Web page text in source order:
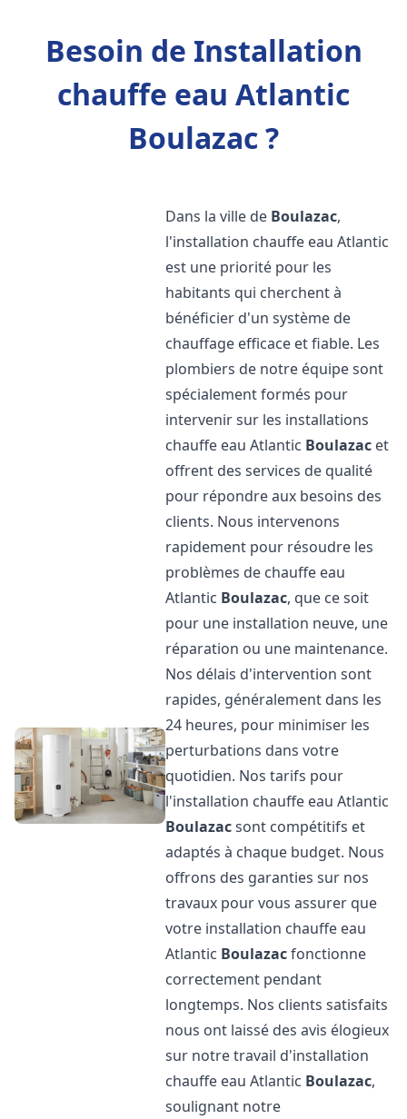
Besoin de Installation
chauffe eau Atlantic
Boulazac ?
Dans la ville de Boulazac,
l'installation chauffe eau Atlantic
est une priorité pour les
habitants qui cherchent à
bénéficier d'un système de
chauffage efficace et fiable. Les
plombiers de notre équipe sont
spécialement formés pour
intervenir sur les installations
chauffe eau Atlantic Boulazac et
offrent des services de qualité
pour répondre aux besoins des
clients. Nous intervenons
rapidement pour résoudre les
problèmes de chauffe eau
Atlantic Boulazac, que ce soit
pour une installation neuve, une
réparation ou une maintenance.
Nos délais d'intervention sont
rapides, généralement dans les
24 heures, pour minimiser les
perturbations dans votre
quotidien. Nos tarifs pour
l'installation chauffe eau Atlantic
Boulazacsont compétitifs et
adaptés à chaque budget. Nous
offrons des garanties sur nos
travaux pour vous assurer que
votre installation chauffe eau
Atlantic Boulazacfonctionne
correctement pendant
longtemps. Nos clients satisfaits
nous ont laissé des avis élogieux
sur notre travail d'installation
chauffe eau Atlantic Boulazac,
soulignant notre